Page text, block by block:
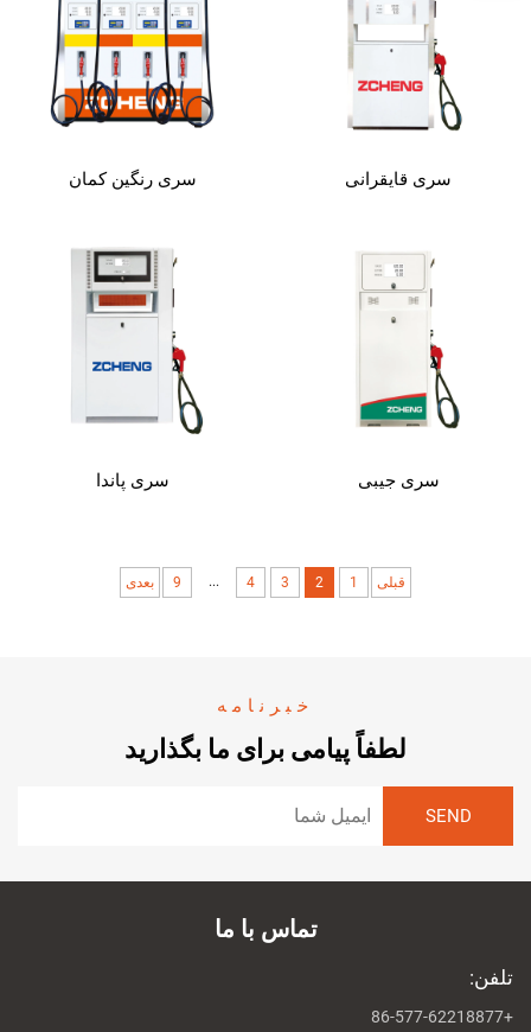
سری قایقرانی سری رنگین کمان
سری جیبی سری پاندا
قبلی 1
2
3
4
...
9 بعدی
خبرنامه
لطفاً پیامی برای ما بگذارید
تماس با ما
تلفن:
+86-577-62218877